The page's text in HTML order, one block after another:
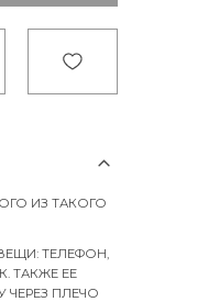
ИЗ ТАКОГО
ТЕЛЕФОН,
ТАКЖЕ ЕЕ
ПЛЕЧО